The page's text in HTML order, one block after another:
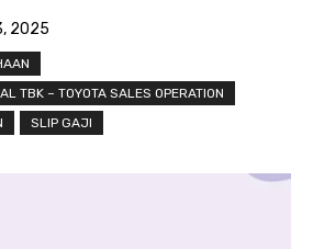
2025
TBK – TOYOTA SALES OPERATION
SLIP GAJI